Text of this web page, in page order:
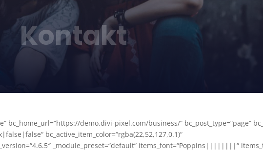
Kontakt
bc_home_url=“https://demo.divi-pixel.com/business/“ bc_post_type=“page“
bc_active_item_color=“rgba(22,52,127,0.1)“
_module_preset=“default“ items_font=“Poppins||||||||“